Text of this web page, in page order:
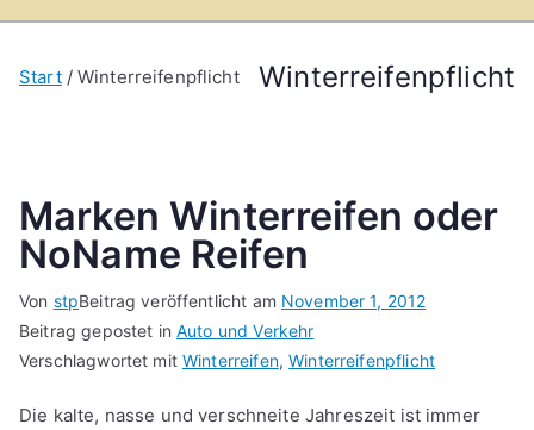
Winterreifenpflicht
Start Winterreifenpflicht
Marken Winterreifen oder
NoName Reifen
Von stpBeitrag veröffentlicht am November 1, 2012
Beitrag gepostet inAuto und Verkehr
Verschlagwortet mitWinterreifen,Winterreifenpflicht
Die kalte, nasse und verschneite Jahreszeit ist immer